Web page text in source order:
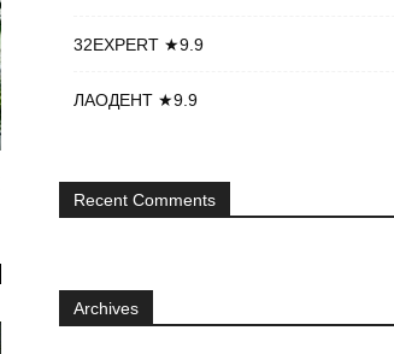
32EXPERT ★9.9
ЛАОДЕНТ ★9.9
Recent Comments
Archives